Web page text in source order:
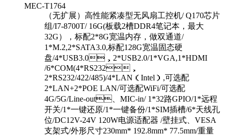
MEC-T1764
（无扩展）高性能紧凑型无风扇工控机/ Q170芯片
组/I7-8700T/ 16G(板载2槽DDR4笔记本，最大
32G），标配2*8G宽温内存，做双通道/
1*M.2,2*SATA3.0,标配128G宽温固态硬
盘/4*USB3.0，2*USB2.0/1*VGA,1*HDMI
/6*COM(4*RS232，
2*RS232/422/485)/4*LAN（Intel）,可选配
2*LAN+2*POE LAN/可选配WiFi/可选配
4G/5G/Line-out、MIC-in/ 1*32路GPIO/1*远程
开关/1*一键还原/1*一键备份/1*SIM插槽/6*天线孔
位/DC12V-24V 120W电源适配器 /壁挂式、VESA
支架式/外形尺寸230mm* 192.8mm* 77.5mm/重量